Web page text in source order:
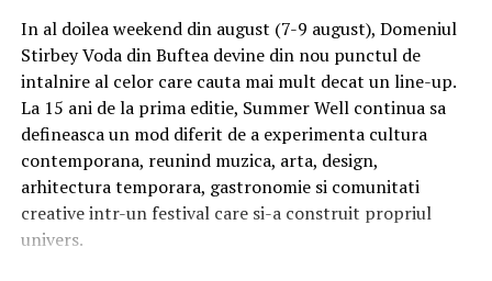
Vineri: incepand cu ora 16:00
Sambata si duminica: incepand cu ora 14:00
Pentru o experienta cat mai relaxata, organizatorii
recomanda sosirea cat mai devreme, in special in prima
zi de festival.
Accesul participantilor este permis pana la ora 23:30 in
In al doilea weekend din august (7-9 august), Domeniul
Stirbey Voda din Buftea devine din nou punctul de
intalnire al celor care cauta mai mult decat un line-up.
La 15 ani de la prima editie, Summer Well continua sa
defineasca un mod diferit de a experimenta cultura
contemporana, reunind muzica, arta, design,
arhitectura temporara, gastronomie si comunitati
creative intr-un festival care si-a construit propriul
univers.